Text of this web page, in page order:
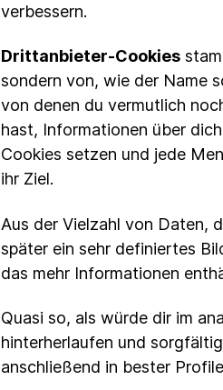
verbessern.
Drittanbieter-Cookies
sondern von, wie der Name
von denen du vermutlich
hast, Informationen über
Cookies setzen und jede
ihr Ziel.
Aus der Vielzahl von Daten,
später ein sehr definiertes
das mehr Informationen
Quasi so, als würde dir im
hinterherlaufen und
anschließend in bester